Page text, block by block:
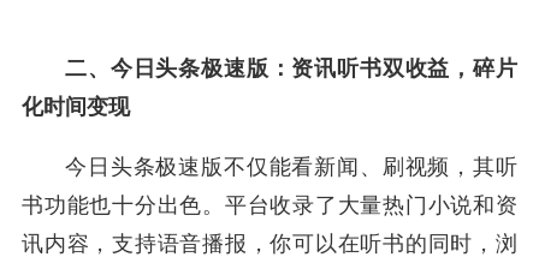
二、今日头条极速版：资讯听书双收益，碎片
化时间变现
今日头条极速版不仅能看新闻、刷视频，其听
书功能也十分出色。平台收录了大量热门小说和资
讯内容，支持语音播报，你可以在听书的同时，浏